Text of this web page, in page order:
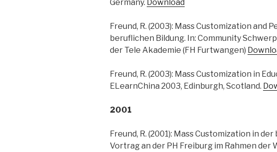
Germany. Download
Freund, R. (2003): Mass Customization and
beruflichen Bildung. In: Community
der Tele Akademie (FH Furtwangen)
Freund, R. (2003): Mass Customization in
ELearnChina 2003, Edinburgh, Scotland.
2001
Freund, R. (2001): Mass Customization in
Vortrag an der PH Freiburg im Rahmen der